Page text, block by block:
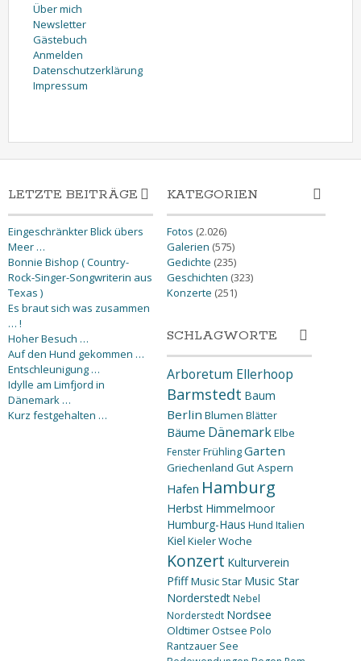
Über mich
Newsletter
Gästebuch
Anmelden
Datenschutzerklärung
Impressum
LETZTE BEITRÄGE
Eingeschränkter Blick übers
Meer …
Bonnie Bishop ( Country-
Rock-Singer-Songwriterin aus
Texas )
Es braut sich was zusammen
… !
Hoher Besuch …
Auf den Hund gekommen …
Entschleunigung …
Idylle am Limfjord in
Dänemark …
Kurz festgehalten …
KATEGORIEN
Fotos (2.026)
Galerien (575)
Gedichte (235)
Geschichten (323)
Konzerte (251)
SCHLAGWORTE
Arboretum Ellerhoop
Barmstedt Baum
Berlin Blumen Blätter
Bäume DänemarkElbe
FensterFrühlingGarten
Griechenland Gut Aspern
Hafen Hamburg
Herbst Himmelmoor
Humburg-Haus Hund Italien
Kiel Kieler Woche
Konzert Kulturverein
PfiffMusic Star Music Star
Norderstedt Nebel
Norderstedt Nordsee
OldtimerOstsee Polo
Rantzauer See